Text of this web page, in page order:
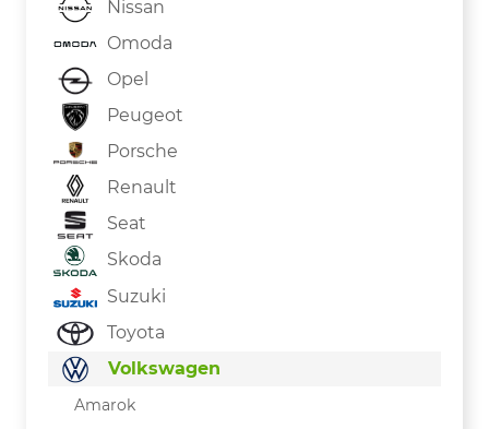
Nissan
Omoda
Opel
Peugeot
Porsche
Renault
Seat
Skoda
Suzuki
Toyota
Volkswagen
Amarok